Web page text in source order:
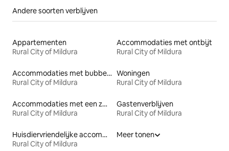
Andere soorten verblijven
Appartementen
Rural City of Mildura
Accommodaties met ontbijt
Rural City of Mildura
Accommodaties met bubbelbad
Rural City of Mildura
Woningen
Rural City of Mildura
Accommodaties met een zwembad
Rural City of Mildura
Gastenverblijven
Rural City of Mildura
Huisdiervriendelijke accommodaties
Rural City of Mildura
Meer tonen